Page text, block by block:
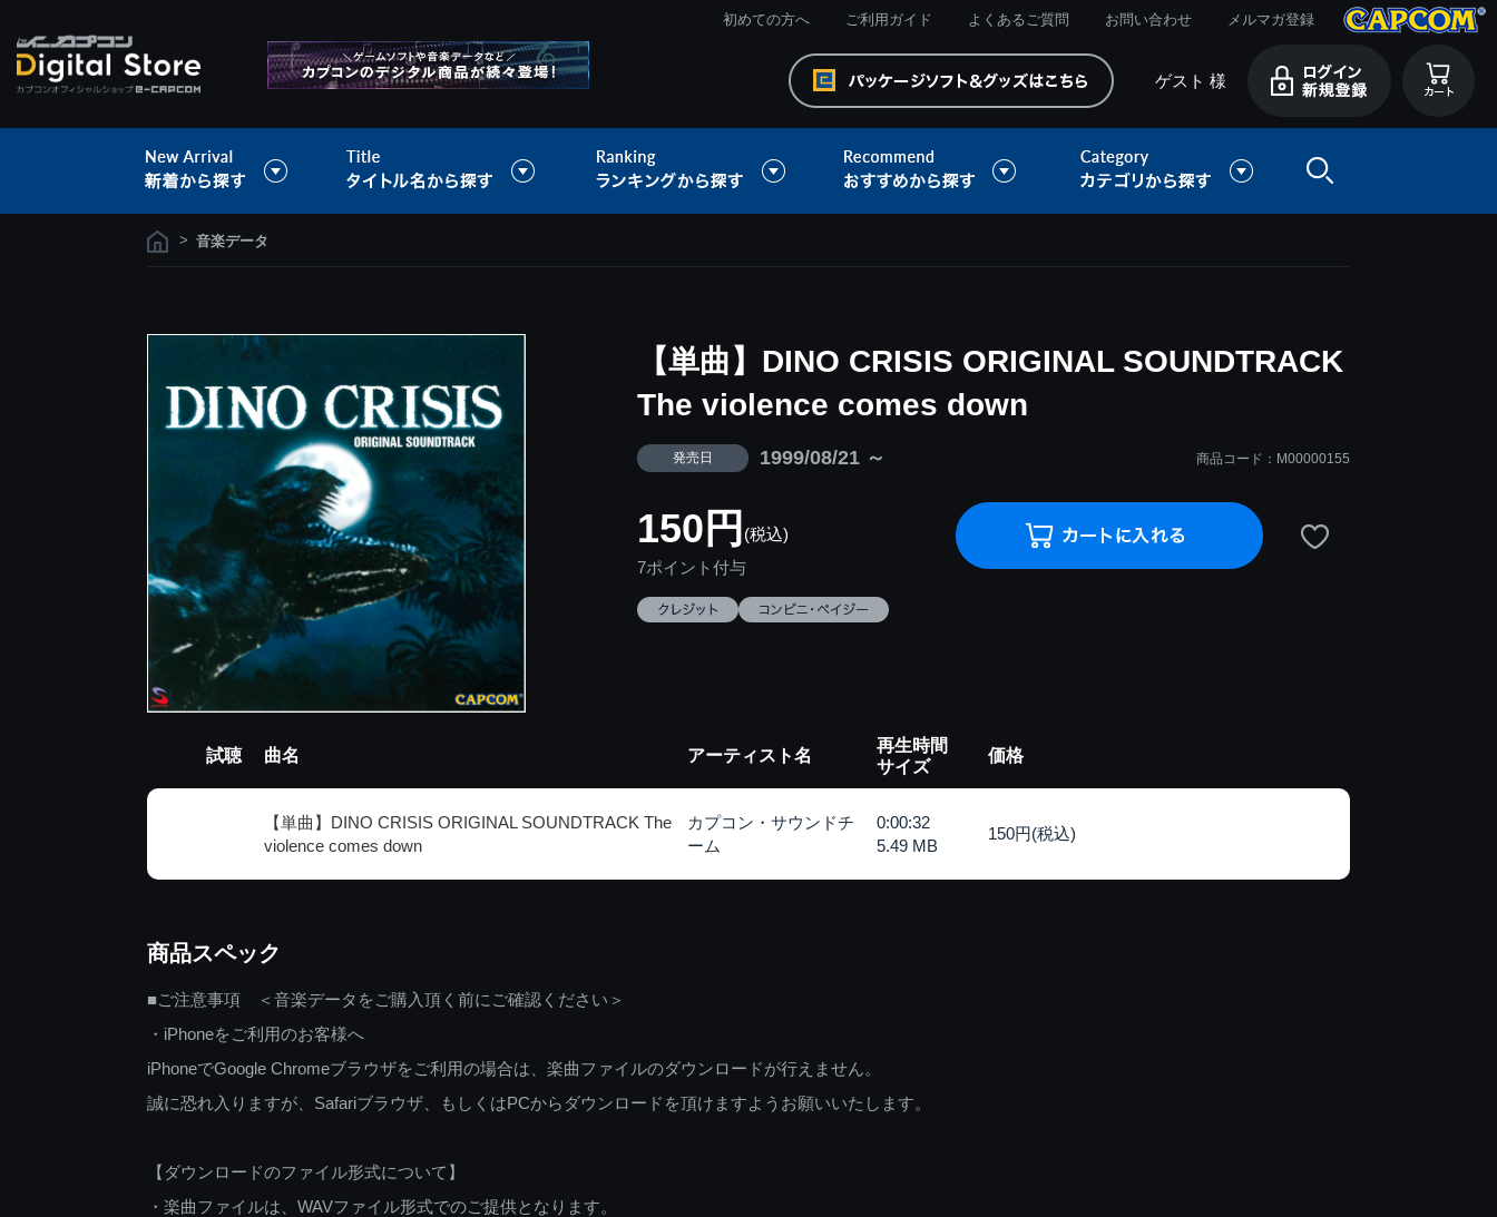
初めての方へ ご利用ガイド よくあるご質問 お問い合わせ メルマガ登録
ゲスト 様
> 音楽データ
【単曲】DINO CRISIS ORIGINAL SOUNDTRACK
The violence comes down
発売日 1999/08/21 ～ 商品コード：M00000155
150円 (税込)
7ポイント付与
試聴 曲名 アーティスト名
再生時間
サイズ
価格
【単曲】DINO CRISIS ORIGINAL SOUNDTRACK The
violence comes down
カプコン・サウンドチ
ーム
0:00:32
5.49 MB
150円(税込)
商品スペック
■ご注意事項 ＜音楽データをご購入頂く前にご確認ください＞
・iPhoneをご利用のお客様へ
iPhoneでGoogle Chromeブラウザをご利用の場合は、楽曲ファイルのダウンロードが行えません。
誠に恐れ入りますが、Safariブラウザ、もしくはPCからダウンロードを頂けますようお願いいたします。
【ダウンロードのファイル形式について】
・楽曲ファイルは、WAVファイル形式でのご提供となります。